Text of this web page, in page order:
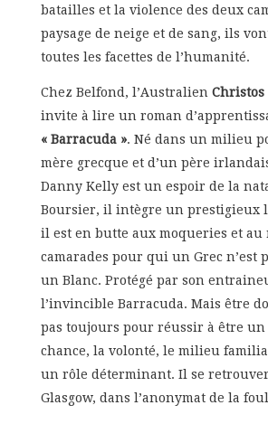
batailles et la violence des deux
paysage de neige et de sang, ils
toutes les facettes de l’humanité.
Chez Belfond, l’Australien Christos
invite à lire un roman
« Barracuda ». Né dans un milieu
mère grecque et d’un père
Danny Kelly est un espoir de la
Boursier, il intègre un prestigieux
il est en butte aux moqueries et au
camarades pour qui un Grec n’est
un Blanc. Protégé par son
l’invincible Barracuda. Mais être
pas toujours pour réussir à être un
chance, la volonté, le milieu
un rôle déterminant. Il se
Glasgow, dans l’anonymat de la